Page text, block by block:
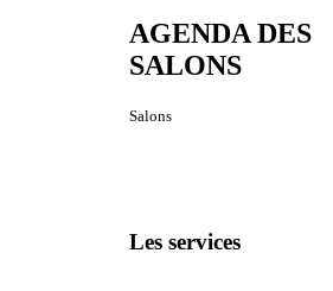
AGENDA DES
SALONS
Salons
Les services